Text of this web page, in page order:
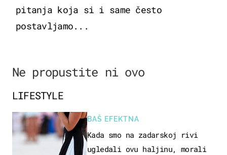
pitanja koja si i same često
postavljamo...
Ne propustite ni ovo
LIFESTYLE
BAŠ EFEKTNA
Kada smo na zadarskoj rivi
ugledali ovu haljinu, morali